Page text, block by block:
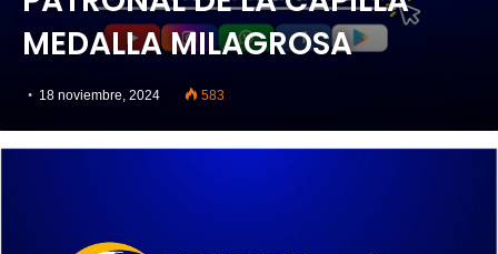
MEDALLA MILAGROSA
18 noviembre, 2024 583